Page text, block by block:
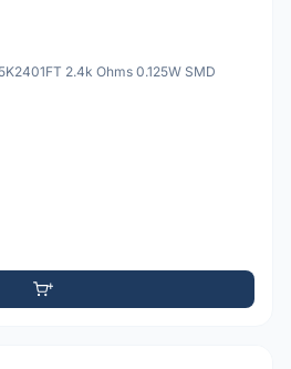
2.4k Ohms 0.125W SMD